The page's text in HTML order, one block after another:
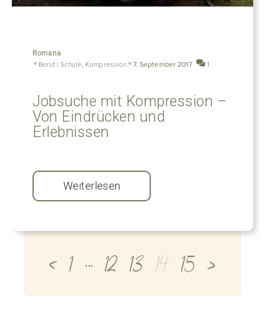
Romana
Beruf | Schule, Kompression 7. September 2017 1
Jobsuche mit Kompression –
Von Eindrücken und
Erlebnissen
Weiterlesen
< 1 … 12 13 14 15 >